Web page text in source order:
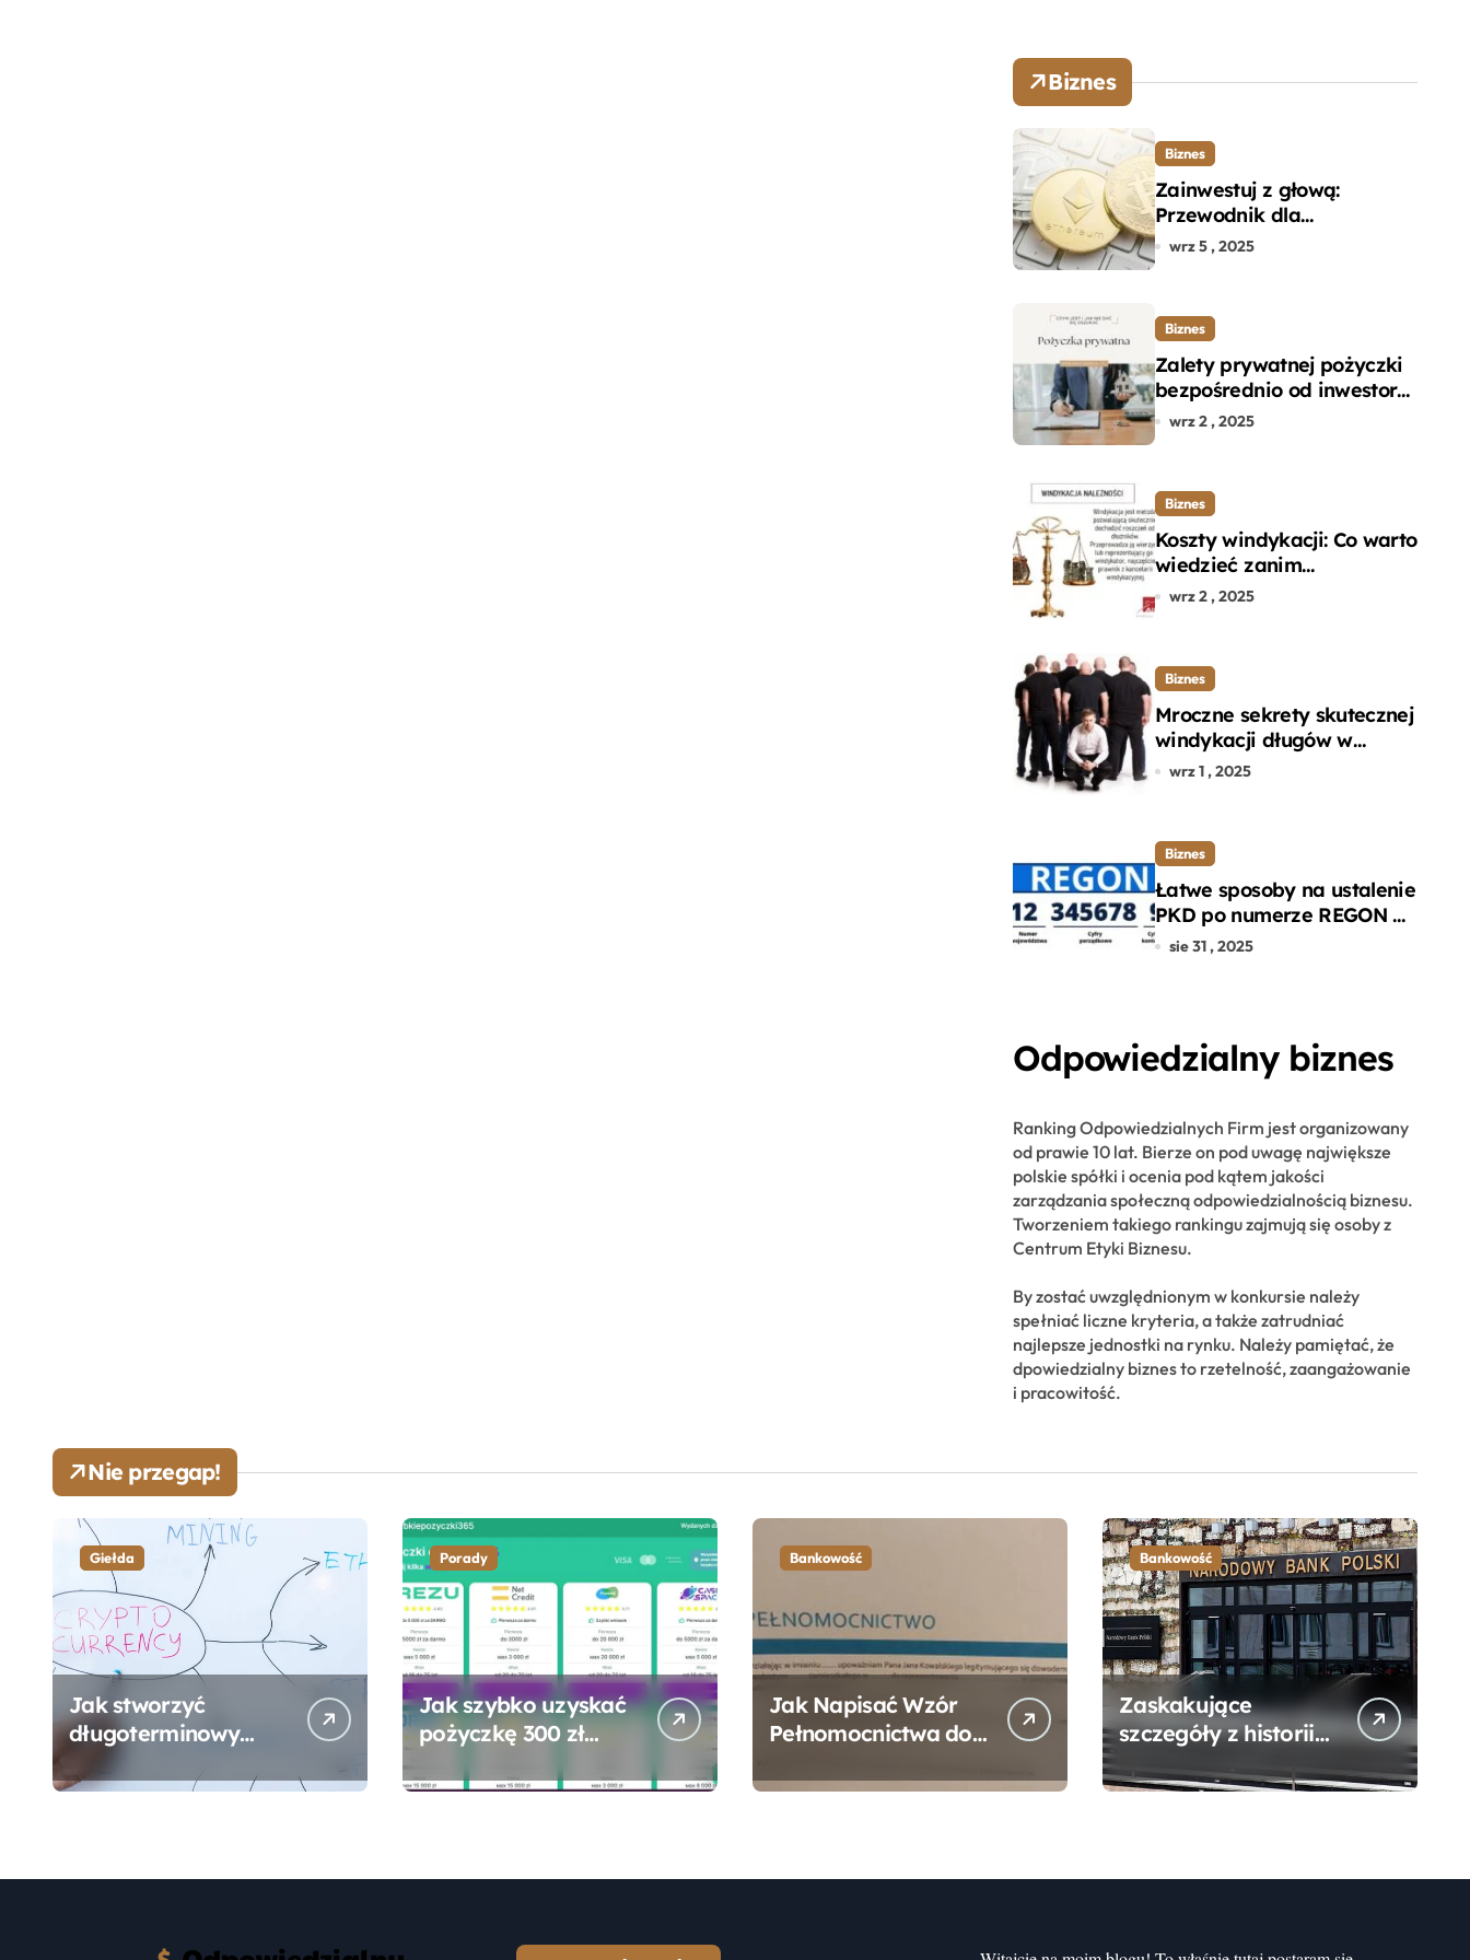
Biznes
Biznes
Zainwestuj z głową:
Przewodnik dla
początkujących w zakupie
wrz 5 , 2025
Biznes
Zalety prywatnej pożyczki
bezpośrednio od inwestora
– dlaczego warto?
wrz 2 , 2025
Biznes
Koszty windykacji: Co warto
wiedzieć zanim
zdecydujesz się na
wrz 2 , 2025
Biznes
Mroczne sekrety skutecznej
windykacji długów w
departamencie windykacji
wrz 1 , 2025
Biznes
Łatwe sposoby na ustalenie
PKD po numerze REGON w
kilku prostych krokach
sie 31 , 2025
Odpowiedzialny biznes
Ranking Odpowiedzialnych Firm jest organizowany
od prawie 10 lat. Bierze on pod uwagę największe
polskie spółki i ocenia pod kątem jakości
zarządzania społeczną odpowiedzialnością biznesu.
Tworzeniem takiego rankingu zajmują się osoby z
Centrum Etyki Biznesu.
By zostać uwzględnionym w konkursie należy
spełniać liczne kryteria, a także zatrudniać
najlepsze jednostki na rynku. Należy pamiętać, że
dpowiedzialny biznes to rzetelność, zaangażowanie
i pracowitość.
Nie przegap!
Giełda
Jak stworzyć
długoterminowy
10-20 lat?
Porady
Jak szybko uzyskać
pożyczkę 300 zł
formalności?
Bankowość
Jak Napisać Wzór
Pełnomocnictwa do
Praktyczny
Bankowość
Zaskakujące
szczegóły z historii
Narodowego Banku